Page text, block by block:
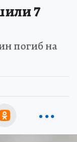
7
погиб на